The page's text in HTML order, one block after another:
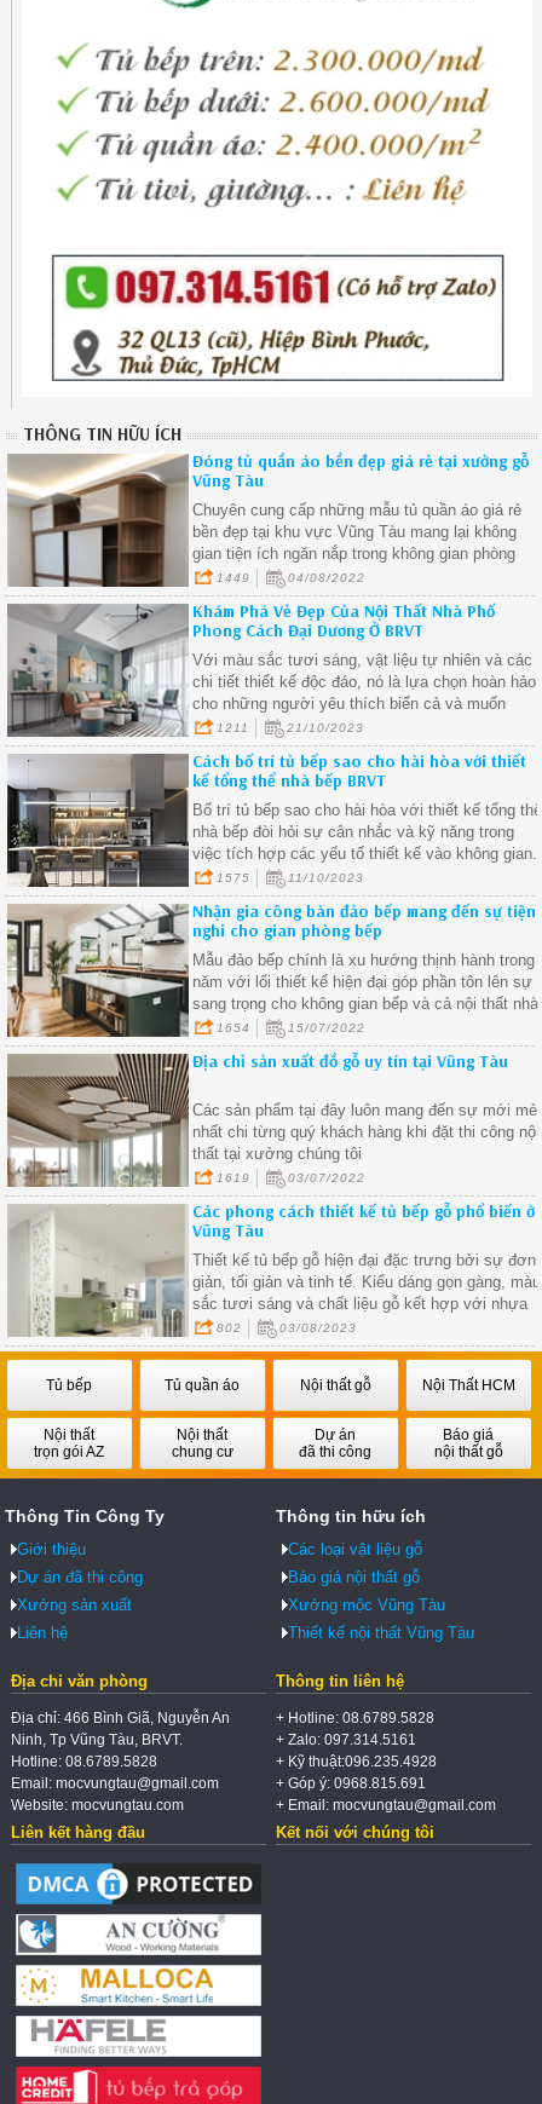
THÔNG TIN HỮU ÍCH
Đóng tủ quần áo bền đẹp giá rẻ tại xưởng gỗ
Vũng Tàu
Chuyên cung cấp những mẫu tủ quần áo giá rẻ
bền đẹp tại khu vực Vũng Tàu mang lại không
gian tiện ích ngăn nắp trong không gian phòng
ngủ1449 04/08/2022
Khám Phá Vẻ Đẹp Của Nội Thất Nhà Phố
Phong Cách Đại Dương Ở BRVT
Với màu sắc tươi sáng, vật liệu tự nhiên và các
chi tiết thiết kế độc đáo, nó là lựa chọn hoàn hảo
cho những người yêu thích biển cả và muốn
mang vẻ đẹp của biển vào ngôi nhà của họ.
1211 21/10/2023
Cách bố trí tủ bếp sao cho hài hòa với thiết
kế tổng thể nhà bếp BRVT
Bố trí tủ bếp sao cho hài hòa với thiết kế tổng thể
nhà bếp đòi hỏi sự cân nhắc và kỹ năng trong
việc tích hợp các yếu tố thiết kế vào không gian.
1575 11/10/2023
Nhận gia công bàn đảo bếp mang đến sự tiện
nghi cho gian phòng bếp
Mẫu đảo bếp chính là xu hướng thịnh hành trong
năm với lối thiết kế hiện đại góp phần tôn lên sự
sang trọng cho không gian bếp và cả nội thất nhà
ở.
1654 15/07/2022
Địa chỉ sản xuất đồ gỗ uy tín tại Vũng Tàu
Các sản phẩm tại đây luôn mang đến sự mới mẻ
nhất chi từng quý khách hàng khi đặt thi công nội
thất tại xưởng chúng tôi
1619 03/07/2022
Các phong cách thiết kế tủ bếp gỗ phổ biến ở
Vũng Tàu
Thiết kế tủ bếp gỗ hiện đại đặc trưng bởi sự đơn
giản, tối giản và tinh tế. Kiểu dáng gọn gàng, màu
sắc tươi sáng và chất liệu gỗ kết hợp với nhựa
hoặc kim loại làm cho tủ bếp gỗ hiện đại trở nên
phổ biến
802 03/08/2023
Tủ bếp Tủ quần áo Nội thất gỗ Nội Thất HCM
Nội thất
trọn gói AZ
Nội thất
chung cư
Dự án
đã thi công
Báo giá
nội thất gỗ
Thông Tin Công Ty
Giới thiệu
Dự án đã thi công
Xưởng sản xuất
Liên hệ
Thông tin hữu ích
Các loại vật liệu gỗ
Báo giá nội thất gỗ
Xưởng mộc Vũng Tàu
Thiết kế nội thất Vũng Tàu
Địa chỉ văn phòng
Địa chỉ: 466 Bình Giã, Nguyễn An
Ninh, Tp Vũng Tàu, BRVT.
Hotline: 08.6789.5828
Email: mocvungtau@gmail.com
Website: mocvungtau.com
Thông tin liên hệ
+ Hotline: 08.6789.5828
+ Zalo: 097.314.5161
+ Kỹ thuật:096.235.4928
+ Góp ý: 0968.815.691
+ Email: mocvungtau@gmail.com
Liên kết hàng đầu Kết nối với chúng tôi